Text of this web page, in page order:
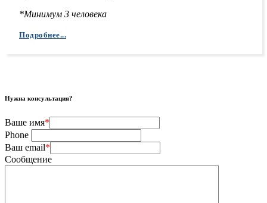
*Минимум 3 человека
Подробнее...
Нужна консультация?
Ваше имя*
Phone
Ваш email*
Сообщение